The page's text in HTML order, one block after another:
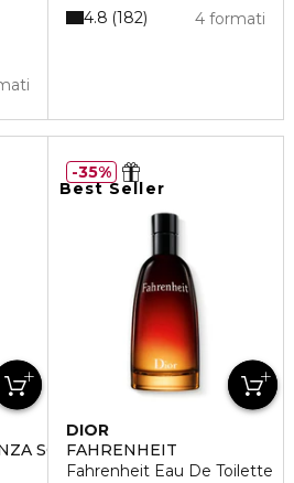
4 formati
4.8 182
SOLE
Best Seller
DIOR
FAHRENHEIT
Fahrenheit Eau De Toilette
35%